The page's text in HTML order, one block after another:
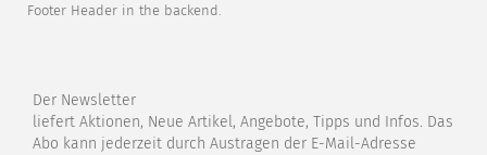
Footer Header in the backend.
Der Newsletter
liefert Aktionen, Neue Artikel, Angebote, Tipps und Infos. Das
Abo kann jederzeit durch Austragen der E-Mail-Adresse